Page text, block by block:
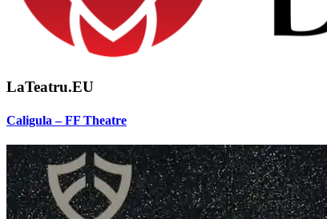
LaTeatru.EU
Caligula – FF Theatre